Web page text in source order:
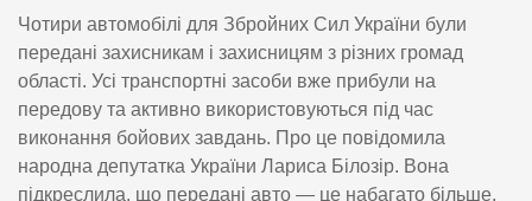
Чотири автомобілі для Збройних Сил України були
передані захисникам і захисницям з різних громад
області. Усі транспортні засоби вже прибули на
передову та активно використовуються під час
виконання бойових завдань. Про це повідомила
народна депутатка України Лариса Білозір. Вона
підкреслила, що передані авто — це набагато більше,